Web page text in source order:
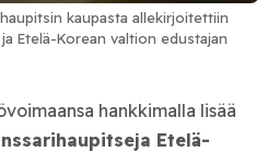
kaupasta allekirjoitettiin
Etelä-Korean valtion edustajan
hankkimalla lisää
Etelä-